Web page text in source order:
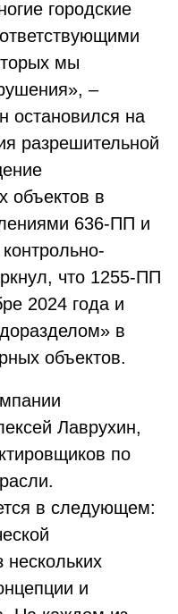
городские
мы
–
остановился на
разрешительной
объектов в
636-ПП и
что 1255-ПП
2024 года и
в
объектов.
Лаврухин,
по
в следующем:
нескольких
и